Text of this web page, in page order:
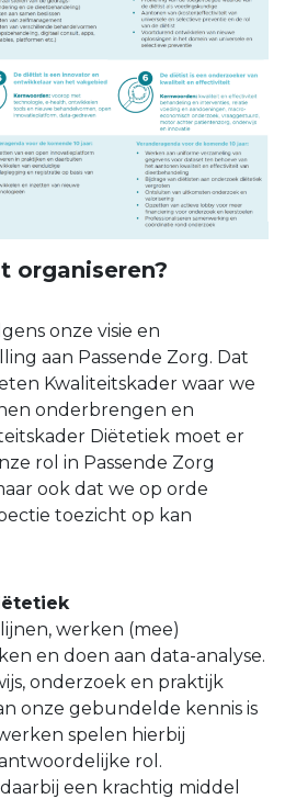
organiseren?
onze visie en
aan Passende Zorg. Dat
Kwaliteitskader waar we
onderbrengen en
Diëtetiek moet er
rol in Passende Zorg
ook dat we op orde
toezicht op kan
werken (mee)
en doen aan data-analyse.
onderzoek en praktijk
onze gebundelde kennis is
spelen hierbij
rol.
een krachtig middel